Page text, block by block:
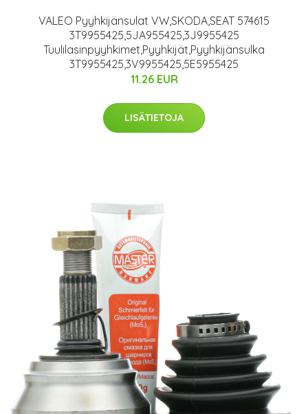
VALEO Pyyhkijänsulat VW,SKODA,SEAT 574615
3T9955425,5JA955425,3J9955425
Tuulilasinpyyhkimet,Pyyhkijät,Pyyhkijänsulka
3T9955425,3V9955425,5E5955425
11.26 EUR
LISÄTIETOJA